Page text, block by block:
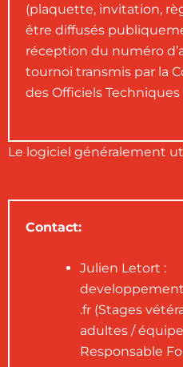
(plaquette, invitation,
être diffusés
réception du numéro
tournoi transmis par la
des Officiels Techniques
Le logiciel généralement
Contact:
Julien Letort :
.fr (Stages
adultes /
Responsable